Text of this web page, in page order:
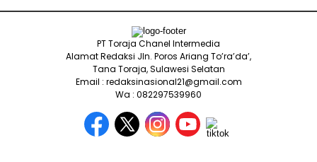
PT Toraja Chanel Intermedia
Alamat Redaksi Jln. Poros Ariang To’ra’da’,
Tana Toraja, Sulawesi Selatan
Email : redaksinasional21@gmail.com
Wa : 082297539960